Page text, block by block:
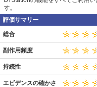
す。
評価サマリー
総合
副作用頻度
持続性
エビデンスの確かさ